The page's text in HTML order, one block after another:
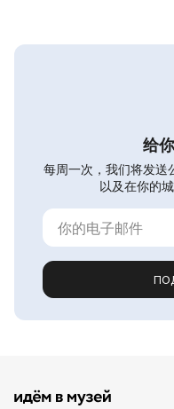
给
每周一次，我们将发送
以及在你的